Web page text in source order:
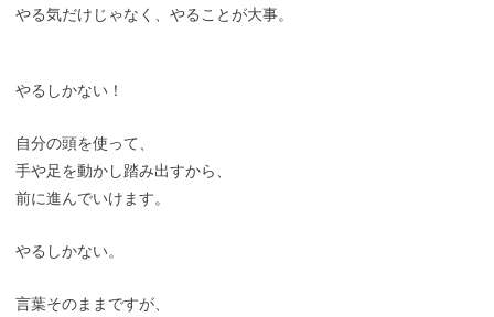
やる気だけじゃなく、やることが大事。
やるしかない！
自分の頭を使って、
手や足を動かし踏み出すから、
前に進んでいけます。
やるしかない。
言葉そのままですが、